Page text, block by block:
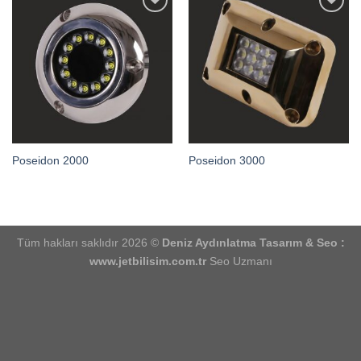
Listeme
Ekle
Poseidon 2000
Listeme
Ekle
Poseidon 3000
Tüm hakları saklıdır 2026 © Deniz Aydınlatma Tasarım & Seo :
www.jetbilisim.com.tr Seo Uzmanı